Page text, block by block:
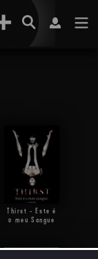
Thirst - Este é
o meu Sangue